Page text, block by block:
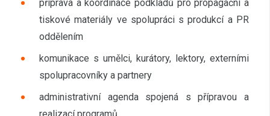
příprava a koordinace podkladů pro propagační a
tiskové materiály ve spolupráci s produkcí a PR
oddělením
komunikace s umělci, kurátory, lektory, externími
spolupracovníky a partnery
administrativní agenda spojená s přípravou a